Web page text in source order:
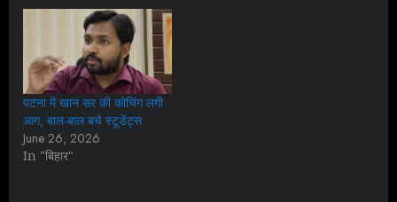
पटना में खान सर की कोचिंग लगी
आग, बाल-बाल बचे स्टूडेंट्स
June 26, 2026
In "बिहार"